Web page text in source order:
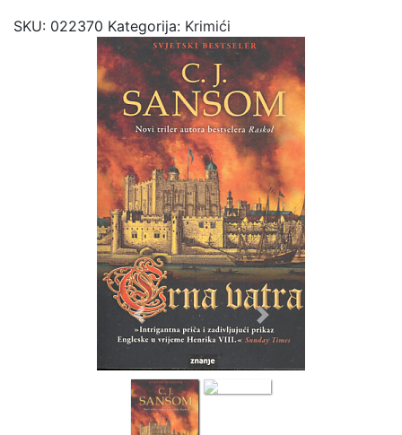
SKU: 022370 Kategorija: Krimići
Previous Next